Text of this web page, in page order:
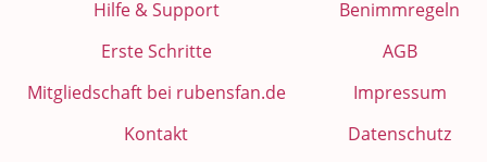
Hilfe & Support
Erste Schritte
Mitgliedschaft bei rubensfan.de
Kontakt
Benimmregeln
AGB
Impressum
Datenschutz